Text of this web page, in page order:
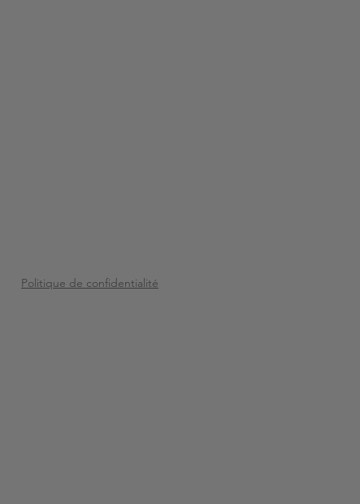
Politique de confidentialité